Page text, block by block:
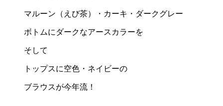
マルーン（えび茶）・カーキ・ダークグレー
ボトムにダークなアースカラーを
そして
トップスに空色・ネイビーの
ブラウスが今年流！